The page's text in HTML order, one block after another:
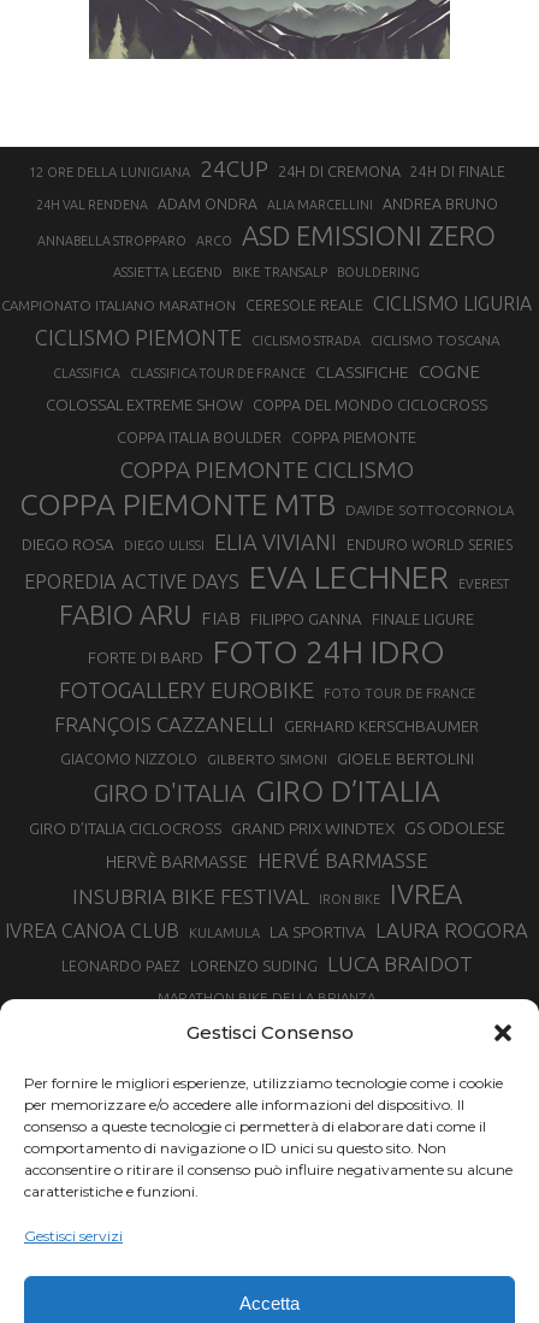
Gestisci Consenso
Per fornire le migliori esperienze, utilizziamo tecnologie come i cookie
per memorizzare e/o accedere alle informazioni del dispositivo. Il
consenso a queste tecnologie ci permetterà di elaborare dati come il
comportamento di navigazione o ID unici su questo sito. Non
acconsentire o ritirare il consenso può influire negativamente su alcune
caratteristiche e funzioni.
Gestisci servizi
Accetta
12 ORE DELLA LUNIGIANA 24CUP 24H DI CREMONA 24H DI FINALE
24H VAL RENDENA ADAM ONDRA ALIA MARCELLINI ANDREA BRUNO
ANNABELLA STROPPARO ARCO ASD EMISSIONI ZERO
ASSIETTA LEGEND BIKE TRANSALP BOULDERING
CAMPIONATO ITALIANO MARATHON CERESOLE REALE CICLISMO LIGURIA
CICLISMO PIEMONTE CICLISMO STRADA CICLISMO TOSCANA
CLASSIFICA CLASSIFICA TOUR DE FRANCE CLASSIFICHE COGNE
COLOSSAL EXTREME SHOW
COPPA DEL MONDO CICLOCROSS
COPPA ITALIA BOULDER
COPPA PIEMONTE
COPPA PIEMONTE CICLISMO
COPPA PIEMONTE MTB DAVIDE SOTTOCORNOLA
DIEGO ROSA DIEGO ULISSI ELIA VIVIANI ENDURO WORLD SERIES
EPOREDIA ACTIVE DAYS EVA LECHNER EVEREST
FABIO ARU FIAB FILIPPO GANNA FINALE LIGURE
FORTE DI BARD FOTO 24H IDRO
FOTOGALLERY EUROBIKE FOTO TOUR DE FRANCE
FRANÇOIS CAZZANELLI GERHARD KERSCHBAUMER
GIACOMO NIZZOLO GILBERTO SIMONI GIOELE BERTOLINI
GIRO D'ITALIA GIRO D’ITALIA
GIRO D’ITALIA CICLOCROSS GRAND PRIX WINDTEX GS ODOLESE
HERVÈ BARMASSE
HERVÉ BARMASSE
INSUBRIA BIKE FESTIVAL
IRON BIKE IVREA
IVREA CANOA CLUB KULAMULA LA SPORTIVA LAURA ROGORA
LEONARDO PAEZ LORENZO SUDING LUCA BRAIDOT
MARATHON BIKE DELLA BRIANZA
MARCO AURELIO FONTANA
MARTINO FRUET MATHIEU VAN DER POEL MATTEO TRENTIN MIKE FELDERER
MIRKO CELESTINO NIBALI
NINO SCHURTER
PARCO NAZIONALE GRAN PARADISO
PROMENADO BIKE
SIMONE MORO
TOUR DE FRANCE